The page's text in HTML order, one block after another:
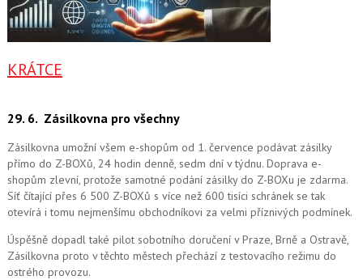
KRÁTCE
29. 6. Zásilkovna pro všechny
Zásilkovna umožní všem e-shopům od 1. července podávat zásilky
přímo do Z-BOXů, 24 hodin denně, sedm dní v týdnu. Doprava e-
shopům zlevní, protože samotné podání zásilky do Z-BOXu je zdarma.
Síť čítající přes 6 500 Z-BOXů s více než 600 tisíci schránek se tak
otevírá i tomu nejmenšímu obchodníkovi za velmi příznivých podmínek.
Úspěšně dopadl také pilot sobotního doručení v Praze, Brně a Ostravě,
Zásilkovna proto v těchto městech přechází z testovacího režimu do
ostrého provozu.